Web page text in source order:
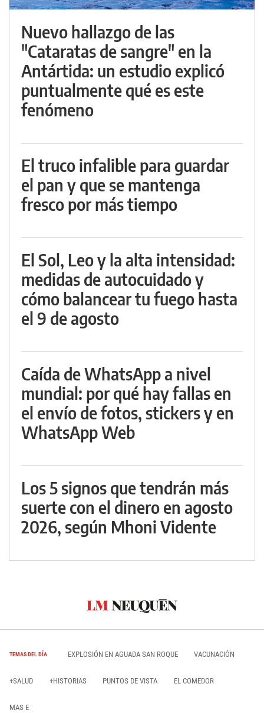
Nuevo hallazgo de las
"Cataratas de sangre" en la
Antártida: un estudio explicó
puntualmente qué es este
fenómeno
El truco infalible para guardar
el pan y que se mantenga
fresco por más tiempo
El Sol, Leo y la alta intensidad:
medidas de autocuidado y
cómo balancear tu fuego hasta
el 9 de agosto
Caída de WhatsApp a nivel
mundial: por qué hay fallas en
el envío de fotos, stickers y en
WhatsApp Web
Los 5 signos que tendrán más
suerte con el dinero en agosto
2026, según Mhoni Vidente
TEMAS DEL DÍA EXPLOSIÓN EN AGUADA SAN ROQUE VACUNACIÓN
+SALUD +HISTORIAS PUNTOS DE VISTA EL COMEDOR
MAS E